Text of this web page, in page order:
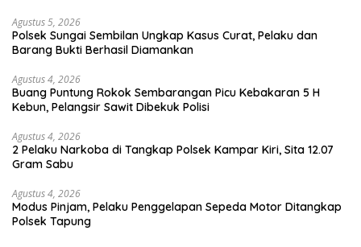
Agustus 5, 2026
Polsek Sungai Sembilan Ungkap Kasus Curat, Pelaku dan
Barang Bukti Berhasil Diamankan
Agustus 4, 2026
Buang Puntung Rokok Sembarangan Picu Kebakaran 5 H
Kebun, Pelangsir Sawit Dibekuk Polisi
Agustus 4, 2026
2 Pelaku Narkoba di Tangkap Polsek Kampar Kiri, Sita 12.07
Gram Sabu
Agustus 4, 2026
Modus Pinjam, Pelaku Penggelapan Sepeda Motor Ditangkap
Polsek Tapung